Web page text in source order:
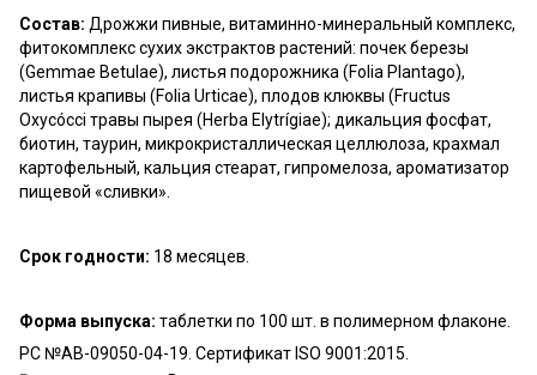
Состав: Дрожжи пивные, витаминно-минеральный комплекс,
фитокомплекс сухих экстрактов растений: почек березы
(Gemmae Betulae), листья подорожника (Foliа Plantago),
листья крапивы (Foliа Urticae), плодов клюквы (Fructus
Oxycóccі травы пырея (Herba Elytrígiae); дикальция фосфат,
биотин, таурин, микрокристаллическая целлюлоза, крахмал
картофельный, кальция стеарат, гипромелоза, ароматизатор
пищевой «сливки».
Срок годности: 18 месяцев.
Форма выпуска: таблетки по 100 шт. в полимерном флаконе.
РС №АВ-09050-04-19. Сертификат ISO 9001:2015.